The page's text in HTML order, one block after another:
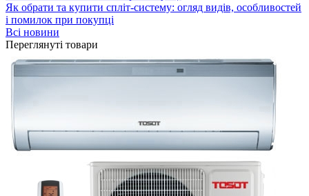
Як обрати та купити спліт-систему: огляд видів, особливостей
і помилок при покупці
Всі новини
Переглянуті товари